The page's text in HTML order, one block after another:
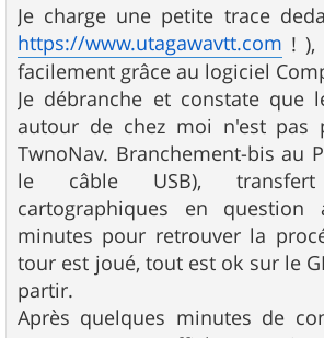
Je charge une petite trace
https://www.utagawavtt.com ! ),
facilement grâce au logiciel
Je débranche et constate que
autour de chez moi n'est pas
TwnoNav. Branchement-bis au
le câble USB),
cartographiques en question
minutes pour retrouver la
tour est joué, tout est ok sur le
partir.
Après quelques minutes de